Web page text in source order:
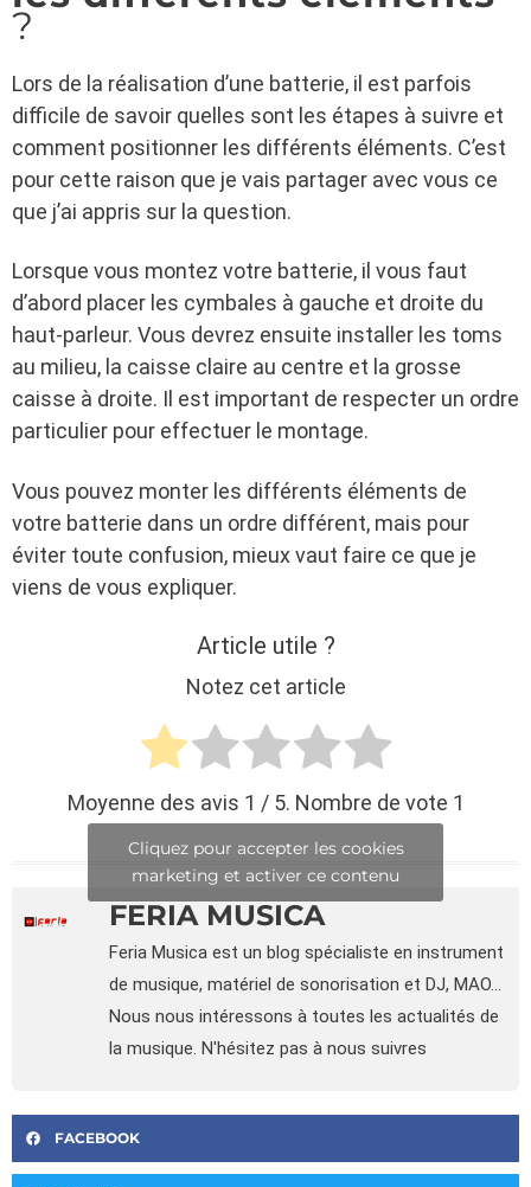
?
Lors de la réalisation d’une batterie, il est parfois
difficile de savoir quelles sont les étapes à suivre et
comment positionner les différents éléments. C’est
pour cette raison que je vais partager avec vous ce
que j’ai appris sur la question.
Lorsque vous montez votre batterie, il vous faut
d’abord placer les cymbales à gauche et droite du
haut-parleur. Vous devrez ensuite installer les toms
au milieu, la caisse claire au centre et la grosse
caisse à droite. Il est important de respecter un ordre
particulier pour effectuer le montage.
Vous pouvez monter les différents éléments de
votre batterie dans un ordre différent, mais pour
éviter toute confusion, mieux vaut faire ce que je
viens de vous expliquer.
Article utile ?
Notez cet article
Moyenne des avis 1 / 5. Nombre de vote 1
Cliquez pour accepter les cookies
marketing et activer ce contenu
FERIA MUSICA
Feria Musica est un blog spécialiste en instrument
de musique, matériel de sonorisation et DJ, MAO...
Nous nous intéressons à toutes les actualités de
la musique. N'hésitez pas à nous suivres
FACEBOOK